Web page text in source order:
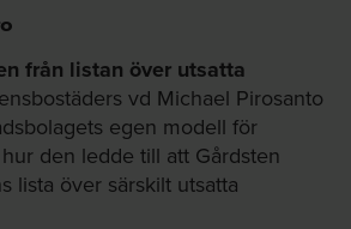
från listan över utsatta
vd Michael Pirosanto
egen modell för
den ledde till att Gårdsten
lista över särskilt utsatta